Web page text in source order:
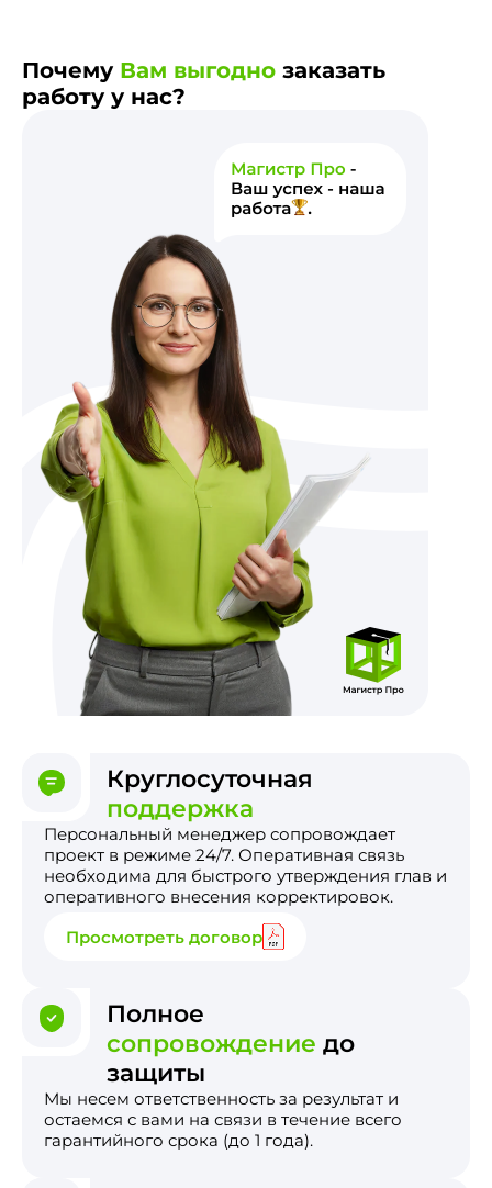
Почему Вам выгодно заказать
работу у нас?
Круглосуточная
поддержка
Персональный менеджер сопровождает
проект в режиме 24/7. Оперативная связь
необходима для быстрого утверждения глав и
оперативного внесения корректировок.
Просмотреть договор
Полное
сопровождение до
защиты
Мы несем ответственность за результат и
остаемся с вами на связи в течение всего
гарантийного срока (до 1 года).